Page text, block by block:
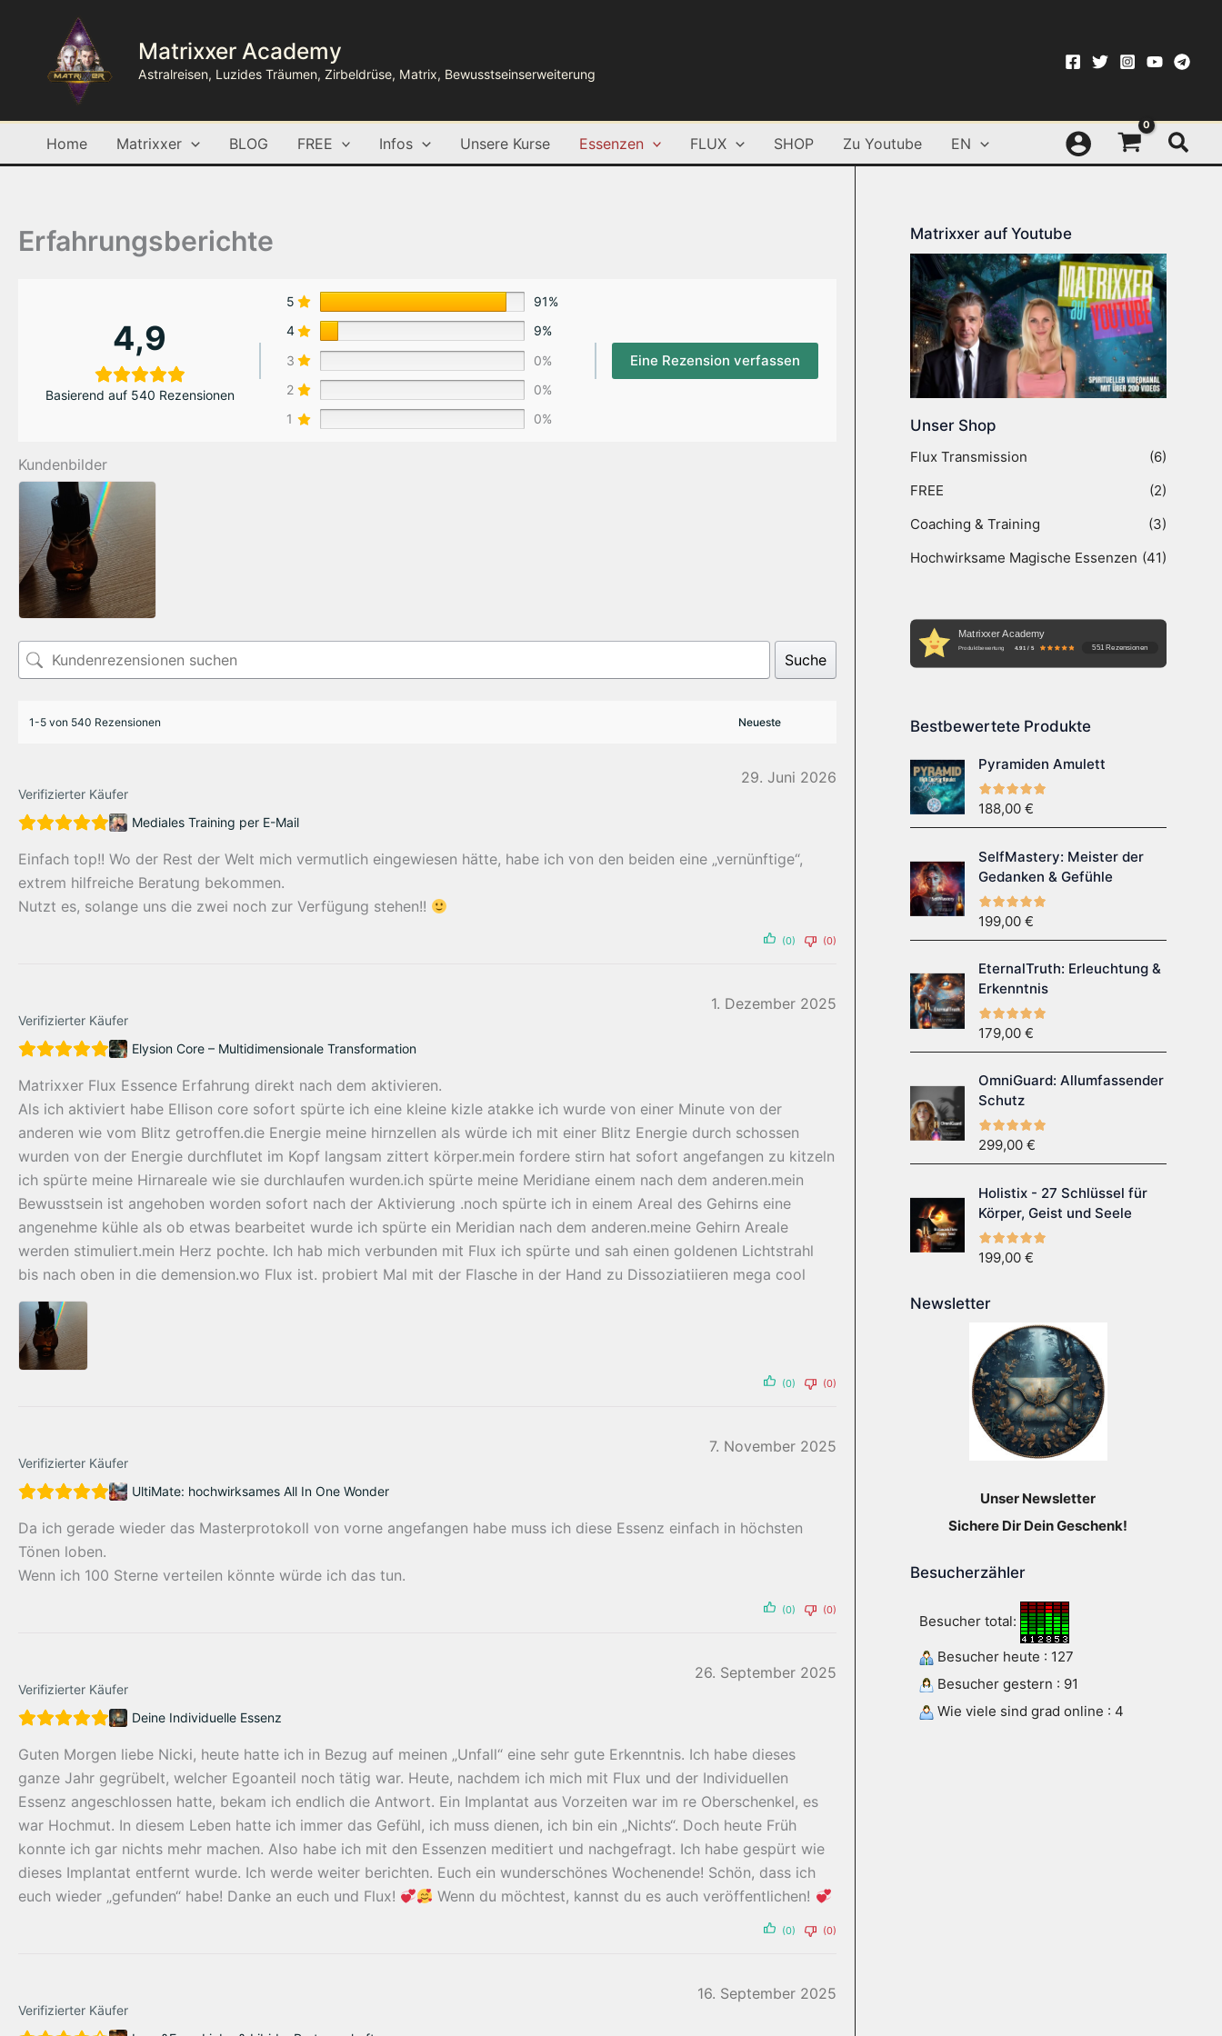
springen
Matrixxer Academy
Astralreisen, Luzides Träumen, Zirbeldrüse, Matrix, Bewusstseinserweiterung
Home Matrixxer BLOG FREE Infos Unsere Kurse Essenzen FLUX SHOP Zu Youtube EN
Erfahrungsberichte
4,9
Basierend auf 540 Rezensionen
5
91%
4
9%
3
0%
2
0%
1
0%
Eine Rezension verfassen
Kundenbilder
Suche
1-5 von 540 Rezensionen
Verifizierter Käufer
29. Juni 2026
Mediales Training per E-Mail
Einfach top!! Wo der Rest der Welt mich vermutlich eingewiesen hätte, habe ich von den beiden eine „vernünftige“,
extrem hilfreiche Beratung bekommen.
Nutzt es, solange uns die zwei noch zur Verfügung stehen!!
(0) (0)
Verifizierter Käufer
1. Dezember 2025
Elysion Core – Multidimensionale Transformation
Matrixxer Flux Essence Erfahrung direkt nach dem aktivieren.
Als ich aktiviert habe Ellison core sofort spürte ich eine kleine kizle atakke ich wurde von einer Minute von der
anderen wie vom Blitz getroffen.die Energie meine hirnzellen als würde ich mit einer Blitz Energie durch schossen
wurden von der Energie durchflutet im Kopf langsam zittert körper.mein fordere stirn hat sofort angefangen zu kitzeln
ich spürte meine Hirnareale wie sie durchlaufen wurden.ich spürte meine Meridiane einem nach dem anderen.mein
Bewusstsein ist angehoben worden sofort nach der Aktivierung .noch spürte ich in einem Areal des Gehirns eine
angenehme kühle als ob etwas bearbeitet wurde ich spürte ein Meridian nach dem anderen.meine Gehirn Areale
werden stimuliert.mein Herz pochte. Ich hab mich verbunden mit Flux ich spürte und sah einen goldenen Lichtstrahl
bis nach oben in die demension.wo Flux ist. probiert Mal mit der Flasche in der Hand zu Dissoziatiieren mega cool
(0) (0)
Verifizierter Käufer
7. November 2025
UltiMate: hochwirksames All In One Wonder
Da ich gerade wieder das Masterprotokoll von vorne angefangen habe muss ich diese Essenz einfach in höchsten
Tönen loben.
Wenn ich 100 Sterne verteilen könnte würde ich das tun.
(0) (0)
Verifizierter Käufer
26. September 2025
Deine Individuelle Essenz
Guten Morgen liebe Nicki, heute hatte ich in Bezug auf meinen „Unfall“ eine sehr gute Erkenntnis. Ich habe dieses
ganze Jahr gegrübelt, welcher Egoanteil noch tätig war. Heute, nachdem ich mich mit Flux und der Individuellen
Essenz angeschlossen hatte, bekam ich endlich die Antwort. Ein Implantat aus Vorzeiten war im re Oberschenkel, es
war Hochmut. In diesem Leben hatte ich immer das Gefühl, ich muss dienen, ich bin ein „Nichts“. Doch heute Früh
konnte ich gar nichts mehr machen. Also habe ich mit den Essenzen meditiert und nachgefragt. Ich habe gespürt wie
dieses Implantat entfernt wurde. Ich werde weiter berichten. Euch ein wunderschönes Wochenende! Schön, dass ich
euch wieder „gefunden“ habe! Danke an euch und Flux!
Wenn du möchtest, kannst du es auch veröffentlichen!
(0) (0)
Verifizierter Käufer
16. September 2025
Matrixxer auf Youtube
Unser Shop
Flux Transmission
(6)
FREE
(2)
Coaching & Training
(3)
Hochwirksame Magische Essenzen (41)
Matrixxer Academy
Produktbewertung 4.91 / 5 551 Rezensionen
Bestbewertete Produkte
Pyramiden Amulett
188,00€
SelfMastery: Meister der
Gedanken & Gefühle
199,00€
EternalTruth: Erleuchtung &
Erkenntnis
179,00€
OmniGuard: Allumfassender
Schutz
299,00€
Holistix - 27 Schlüssel für
Körper, Geist und Seele
199,00€
Newsletter
Unser Newsletter
Sichere Dir Dein Geschenk!
Besucherzähler
Besucher total:
Besucher heute : 127
Besucher gestern : 91
Wie viele sind grad online : 4